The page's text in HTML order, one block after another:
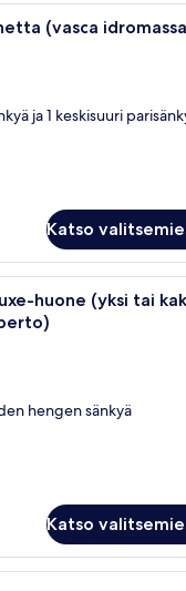
Lämmitetty
(vasca
ja 1 keskisuuri
Katso
Hotellihuone,
huone (yksi tai
hengen sänkyä
Katso
Hotellihuone,